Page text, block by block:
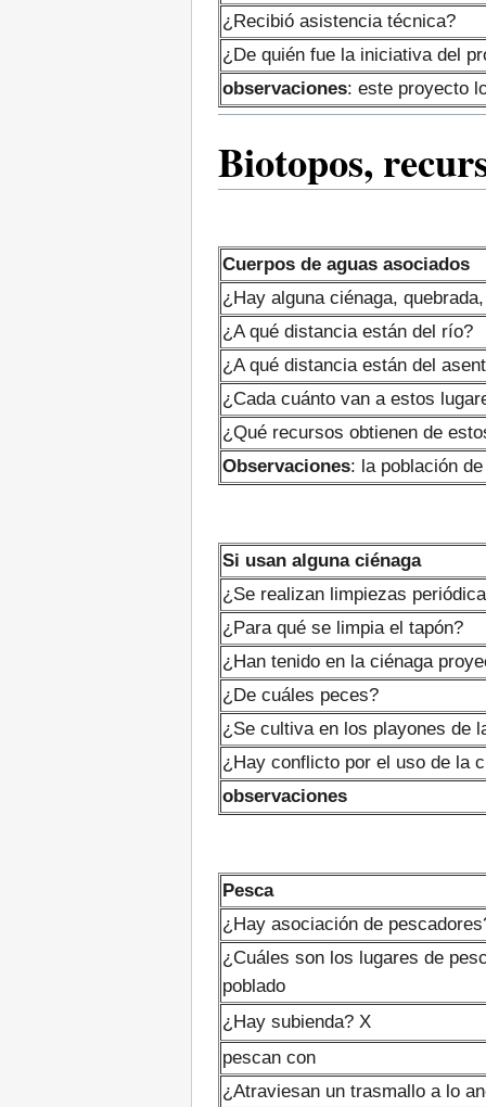
¿Recibió asistencia técnica?
¿De quién fue la iniciativa del
observaciones: este proyecto
Biotopos,
Cuerpos de aguas asociados
¿Hay alguna ciénaga,
¿A qué distancia están del río?
¿A qué distancia están del
¿Cada cuánto van a estos
¿Qué recursos obtienen de
Observaciones: la población
Si usan alguna ciénaga
¿Se realizan limpiezas
¿Para qué se limpia el tapón?
¿Han tenido en la ciénaga
¿De cuáles peces?
¿Se cultiva en los playones de
¿Hay conflicto por el uso de la
observaciones
Pesca
¿Hay asociación de
¿Cuáles son los lugares de
poblado
¿Hay subienda? X
pescan con
¿Atraviesan un trasmallo a lo